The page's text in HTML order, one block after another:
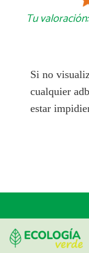
Tu valoración:
Si no
cualquier
estar